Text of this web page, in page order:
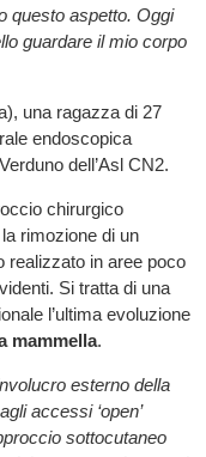
questo aspetto. Oggi
guardare il mio corpo
una ragazza di 27
endoscopica
dell’Asl CN2.
chirurgico
rimozione di un
in aree poco
Si tratta di una
l’ultima evoluzione
mammella.
esterno della
accessi ‘open’
sottocutaneo